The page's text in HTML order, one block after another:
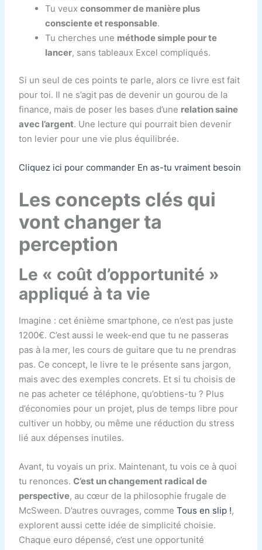
Tu veuxconsommer de manière plus
consciente et responsable.
Tu cherches une méthode simple pour te
lancer, sans tableaux Excel compliqués.
Si un seul de ces points te parle, alors ce livre est fait
pour toi. Il ne s’agit pas de devenir un gourou de la
finance, mais de poser les bases d’une relation saine
avec l’argent. Une lecture qui pourrait bien devenir
ton levier pour une vie plus équilibrée.
Cliquez ici pour commander En as-tu vraiment besoin
Les concepts clés qui
vont changer ta
perception
Le « coût d’opportunité »
appliqué à ta vie
Imagine : cet énième smartphone, ce n’est pas juste
1200€. C’est aussi le week-end que tu ne passeras
pas à la mer, les cours de guitare que tu ne prendras
pas. Ce concept, le livre te le présente sans jargon,
mais avec des exemples concrets. Et si tu choisis de
ne pas acheter ce téléphone, qu’obtiens-tu ? Plus
d’économies pour un projet, plus de temps libre pour
cultiver un hobby, ou même une réduction du stress
lié aux dépenses inutiles.
Avant, tu voyais un prix. Maintenant, tu vois ce à quoi
tu renonces.C’est un changement radical de
perspective, au cœur de la philosophie frugale de
McSween. D’autres ouvrages, commeTous en slip !,
explorent aussi cette idée de simplicité choisie.
Chaque euro dépensé, c’est une opportunité